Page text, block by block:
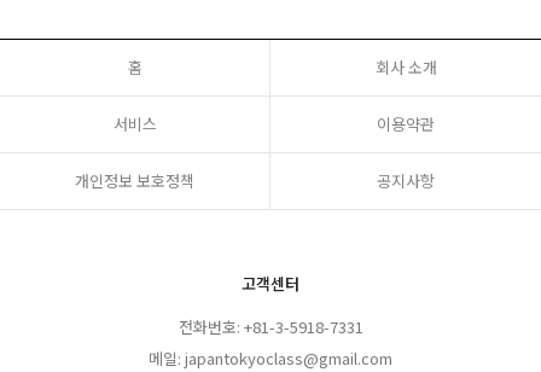
홈 회사 소개
서비스 이용약관
개인정보 보호정책 공지사항
고객센터
전화번호: +81-3-5918-7331
메일: japantokyoclass@gmail.com